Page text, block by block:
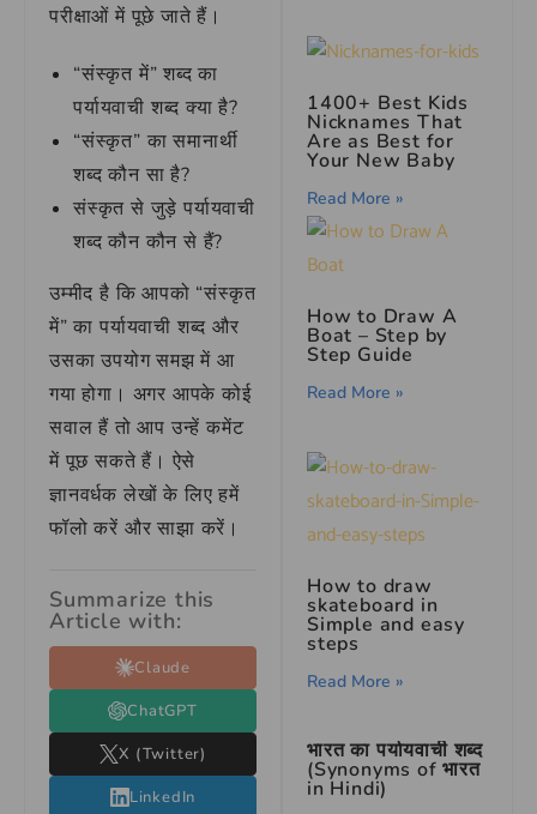
परीक्षाओं में पूछे जाते हैं।
“संस्कृत में” शब्द का
पर्यायवाची शब्द क्या है?
“संस्कृत” का समानार्थी
शब्द कौन सा है?
संस्कृत से जुड़े पर्यायवाची
शब्द कौन कौन से हैं?
उम्मीद है कि आपको “संस्कृत
में” का पर्यायवाची शब्द और
उसका उपयोग समझ में आ
गया होगा। अगर आपके कोई
सवाल हैं तो आप उन्हें कमेंट
में पूछ सकते हैं। ऐसे
ज्ञानवर्धक लेखों के लिए हमें
फॉलो करें और साझा करें।
Summarize this
Article with:
Claude
ChatGPT
X (Twitter)
LinkedIn
1400+ Best Kids
Nicknames That
Are as Best for
Your New Baby
Read More »
How to Draw A
Boat – Step by
Step Guide
Read More »
How to draw
skateboard in
Simple and easy
steps
Read More »
भारत का पर्यायवाची शब्द
(Synonyms of भारत
in Hindi)